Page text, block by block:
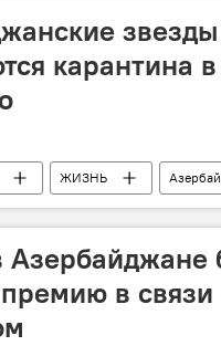
звезды
карантина
ЖИЗНЬ
Азербайджане
в связи